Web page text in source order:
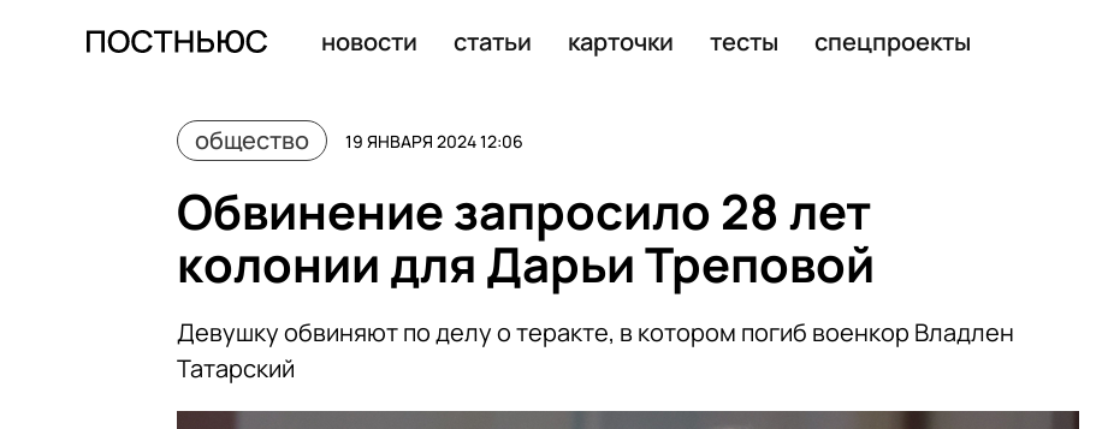
новости статьи карточки тесты спецпроекты
общество 19 ЯНВАРЯ 2024 12:06
Обвинение запросило 28 лет
колонии для Дарьи Треповой
Девушку обвиняют по делу о теракте, в котором погиб военкор Владлен
Татарский